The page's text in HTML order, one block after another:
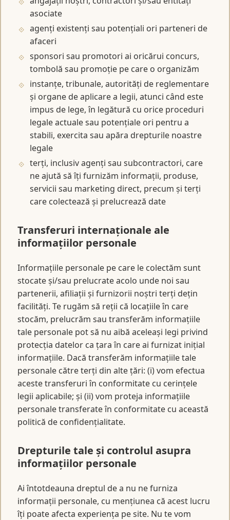
asociate
agenți existenți sau potențiali ori parteneri de
afaceri
sponsori sau promotori ai oricărui concurs,
tombolă sau promoție pe care o organizăm
instanțe, tribunale, autorități de reglementare
și organe de aplicare a legii, atunci când este
impus de lege, în legătură cu orice proceduri
legale actuale sau potențiale ori pentru a
stabili, exercita sau apăra drepturile noastre
legale
terți, inclusiv agenți sau subcontractori, care
ne ajută să îți furnizăm informații, produse,
servicii sau marketing direct, precum și terți
care colectează și prelucrează date
Transferuri internaționale ale
informațiilor personale
Informațiile personale pe care le colectăm sunt
stocate și/sau prelucrate acolo unde noi sau
partenerii, afiliații și furnizorii noștri terți dețin
facilități. Te rugăm să reții că locațiile în care
stocăm, prelucrăm sau transferăm informațiile
tale personale pot să nu aibă aceleași legi privind
protecția datelor ca țara în care ai furnizat inițial
informațiile. Dacă transferăm informațiile tale
personale către terți din alte țări: (i) vom efectua
aceste transferuri în conformitate cu cerințele
legii aplicabile; și (ii) vom proteja informațiile
personale transferate în conformitate cu această
politică de confidențialitate.
Drepturile tale și controlul asupra
informațiilor personale
Ai întotdeauna dreptul de a nu ne furniza
informații personale, cu mențiunea că acest lucru
îți poate afecta experiența pe site. Nu te vom